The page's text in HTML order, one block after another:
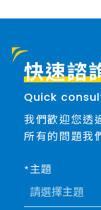
快速諮
Quick
我們歡迎您透
所有的問題我
主題